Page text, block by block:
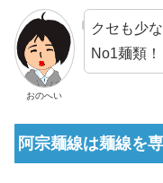
おのへい
クセも少
No1麺類！
阿宗麺線は麺線を